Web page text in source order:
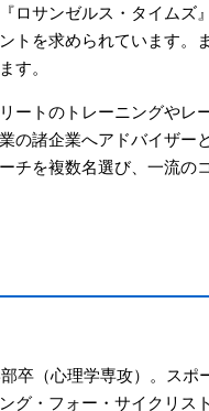
ロサンゼルス・タイムズ
トを求められています。
す。
ートのトレーニングやレ
の諸企業へアドバイザー
チを複数名選び、一流の
卒（心理学専攻）。スポ
グ・フォー・サイクリス